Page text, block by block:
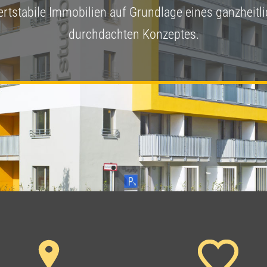
Immobilien auf Grundlage eines
durchdachten Konzeptes.